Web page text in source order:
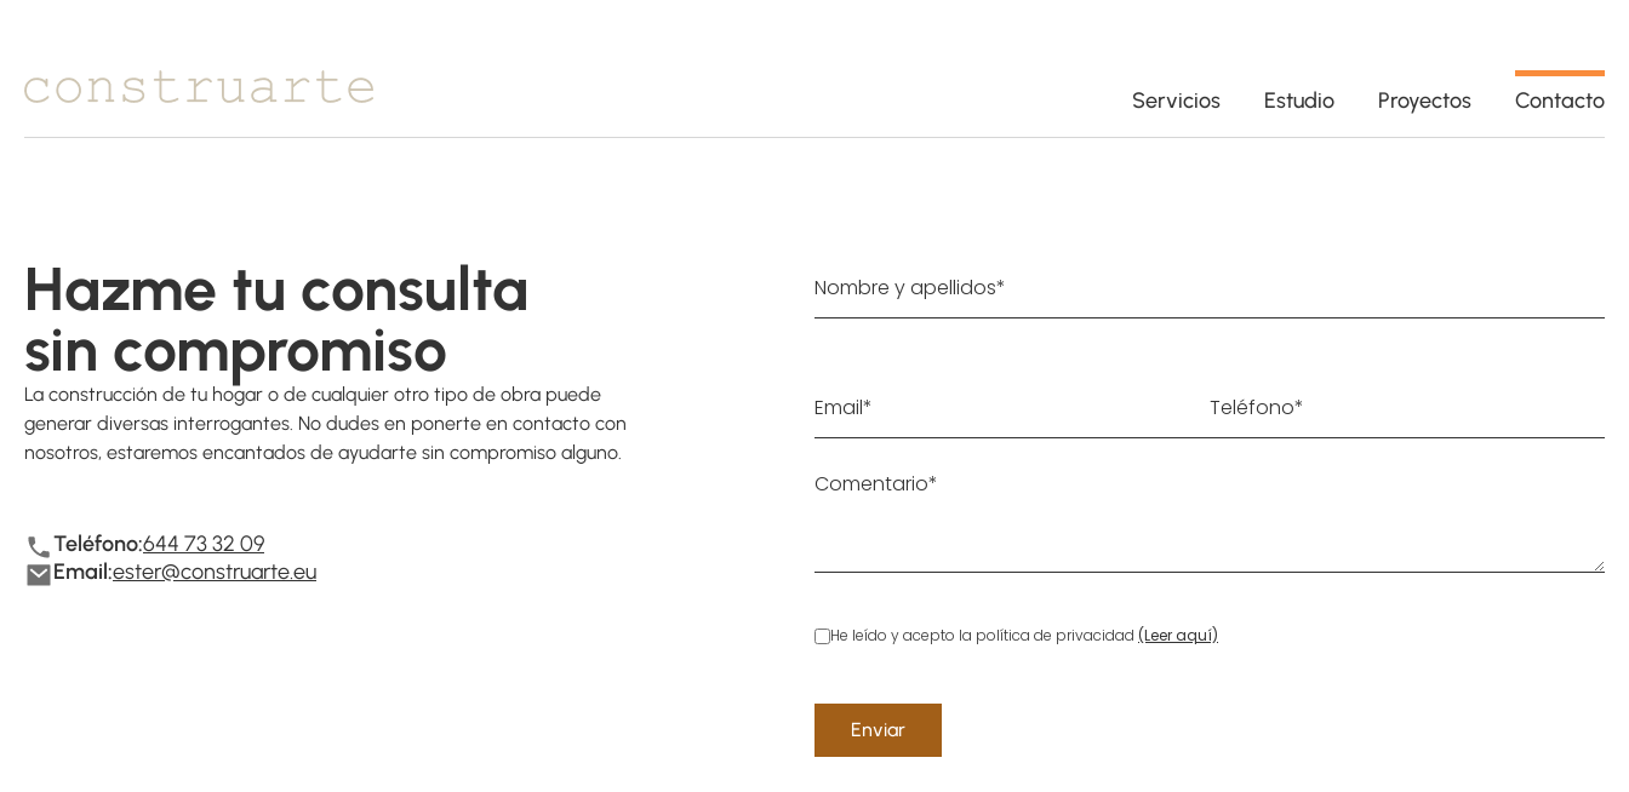
Servicios Estudio Proyectos Contacto
Hazme tu consulta
sin compromiso
La construcción de tu hogar o de cualquier otro tipo de obra puede
generar diversas interrogantes. No dudes en ponerte en contacto con
nosotros, estaremos encantados de ayudarte sin compromiso alguno.
Teléfono:644 73 32 09
Email:ester@construarte.eu
He leído y acepto la política de privacidad (Leer aquí)